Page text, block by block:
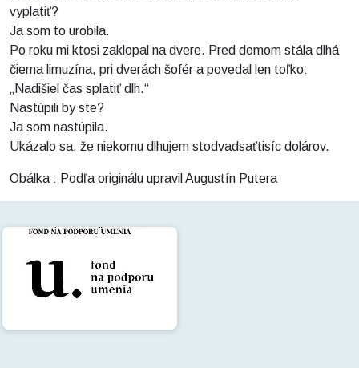
vyplatiť?
Ja som to urobila.
Po roku mi ktosi zaklopal na dvere. Pred domom stála dlhá
čierna limuzína, pri dverách šofér a povedal len toľko:
„Nadišiel čas splatiť dlh.“
Nastúpili by ste?
Ja som nastúpila.
Ukázalo sa, že niekomu dlhujem stodvadsaťtisíc dolárov.
Obálka : Podľa originálu upravil Augustín Putera